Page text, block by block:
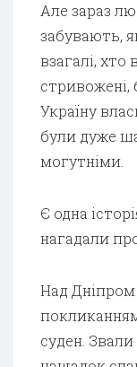
Але зараз
забувають,
взагалі, хто
стривожені,
Україну
були дуже
могутніми.
Є одна
нагадали
Над
суден.